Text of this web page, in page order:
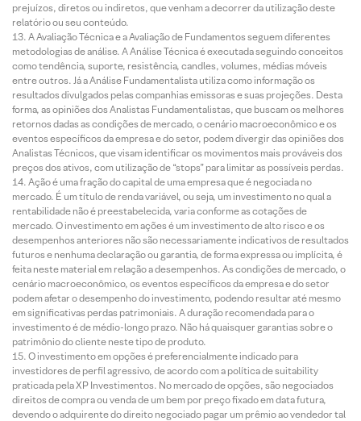
prejuízos, diretos ou indiretos, que venham a decorrer da utilização deste
relatório ou seu conteúdo.
A Avaliação Técnica e a Avaliação de Fundamentos seguem diferentes
metodologias de análise. A Análise Técnica é executada seguindo conceitos
como tendência, suporte, resistência, candles, volumes, médias móveis
entre outros. Já a Análise Fundamentalista utiliza como informação os
resultados divulgados pelas companhias emissoras e suas projeções. Desta
forma, as opiniões dos Analistas Fundamentalistas, que buscam os melhores
retornos dadas as condições de mercado, o cenário macroeconômico e os
eventos específicos da empresa e do setor, podem divergir das opiniões dos
Analistas Técnicos, que visam identificar os movimentos mais prováveis dos
preços dos ativos, com utilização de “stops” para limitar as possíveis perdas.
Ação é uma fração do capital de uma empresa que é negociada no
mercado. É um título de renda variável, ou seja, um investimento no qual a
rentabilidade não é preestabelecida, varia conforme as cotações de
mercado. O investimento em ações é um investimento de alto risco e os
desempenhos anteriores não são necessariamente indicativos de resultados
futuros e nenhuma declaração ou garantia, de forma expressa ou implícita, é
feita neste material em relação a desempenhos. As condições de mercado, o
cenário macroeconômico, os eventos específicos da empresa e do setor
podem afetar o desempenho do investimento, podendo resultar até mesmo
em significativas perdas patrimoniais. A duração recomendada para o
investimento é de médio-longo prazo. Não há quaisquer garantias sobre o
patrimônio do cliente neste tipo de produto.
O investimento em opções é preferencialmente indicado para
investidores de perfil agressivo, de acordo com a política de suitability
praticada pela XP Investimentos. No mercado de opções, são negociados
direitos de compra ou venda de um bem por preço fixado em data futura,
devendo o adquirente do direito negociado pagar um prêmio ao vendedor tal